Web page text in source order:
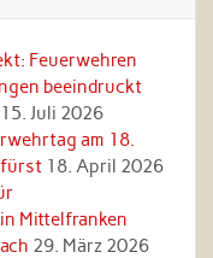
Feuerwehren
beeindruckt
15. Juli 2026
am 18.
18. April 2026
Mittelfranken
29. März 2026